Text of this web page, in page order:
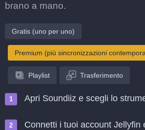
brano a mano.
Gratis (uno per uno)
Premium (più sincronizzazioni
Playlist Trasferimento
Apri Soundiiz e scegli lo
Connetti i tuoi account Jellyfin